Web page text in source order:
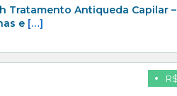
Tratamento Antiqueda Capilar –
e […]